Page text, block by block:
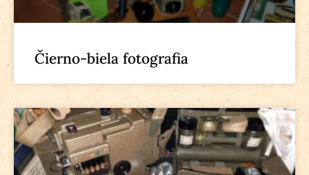
Čierno-biela fotografia